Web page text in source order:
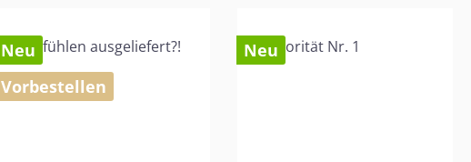
Neu
Vorbestellen
Neu